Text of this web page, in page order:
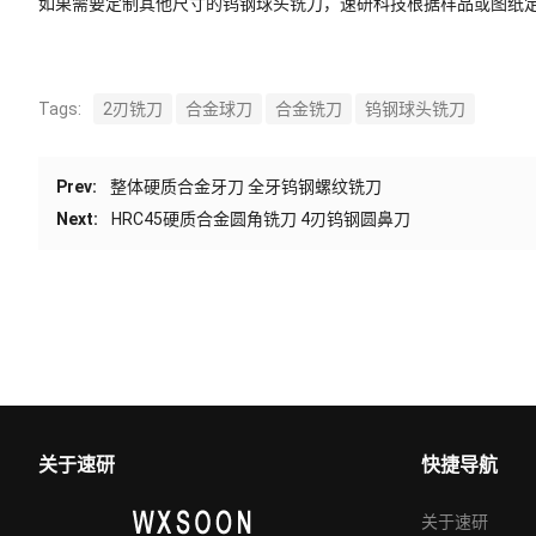
Tags: 2刃铣刀 合金球刀 合金铣刀 钨钢球头铣刀
Prev:
整体硬质合金牙刀 全牙钨钢螺纹铣刀
Next:
HRC45硬质合金圆角铣刀 4刃钨钢圆鼻刀
关于速研 快捷导航
关于速研